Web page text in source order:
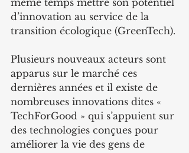
même temps mettre son potentiel
d’innovation au service de la
transition écologique (GreenTech).
Plusieurs nouveaux acteurs sont
apparus sur le marché ces
dernières années et il existe de
nombreuses innovations dites «
TechForGood » qui s’appuient sur
des technologies conçues pour
améliorer la vie des gens de